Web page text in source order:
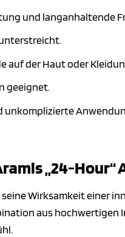
und langanhaltende
auf der Haut oder
geeignet.
unkomplizierte
„24-
Wirksamkeit einer
aus